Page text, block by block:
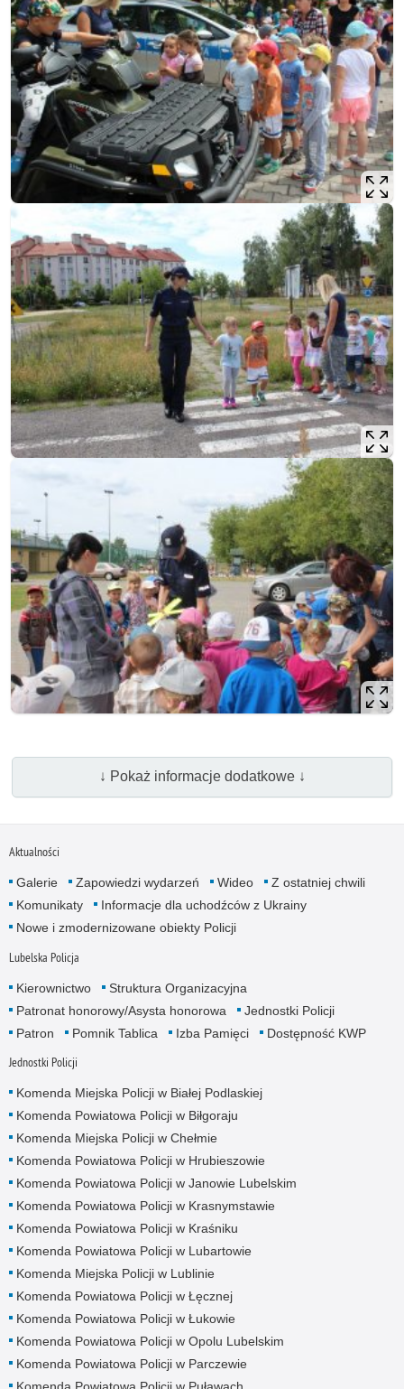
↓ Pokaż informacje dodatkowe ↓
Aktualności
Galerie Zapowiedzi wydarzeń Wideo
Z ostatniej chwili
Komunikaty
Informacje dla uchodźców z Ukrainy
Nowe i zmodernizowane obiekty Policji
Lubelska Policja
Kierownictwo
Struktura Organizacyjna
Patronat honorowy/Asysta honorowa
Jednostki Policji
Patron
Pomnik Tablica Izba Pamięci Dostępność KWP
Jednostki Policji
Komenda Miejska Policji w Białej Podlaskiej
Komenda Powiatowa Policji w Biłgoraju
Komenda Miejska Policji w Chełmie
Komenda Powiatowa Policji w Hrubieszowie
Komenda Powiatowa Policji w Janowie Lubelskim
Komenda Powiatowa Policji w Krasnymstawie
Komenda Powiatowa Policji w Kraśniku
Komenda Powiatowa Policji w Lubartowie
Komenda Miejska Policji w Lublinie
Komenda Powiatowa Policji w Łęcznej
Komenda Powiatowa Policji w Łukowie
Komenda Powiatowa Policji w Opolu Lubelskim
Komenda Powiatowa Policji w Parczewie
Komenda Powiatowa Policji w Puławach